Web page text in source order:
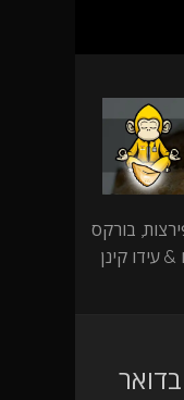
בורקס
עידו קינן